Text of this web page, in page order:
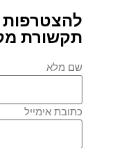
להצטרפות
תקשורת
שם מלא
כתובת אימייל